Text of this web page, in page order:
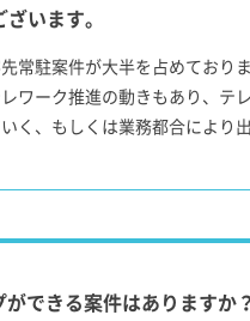
います。
常駐案件が大半を占めておりま
ワーク推進の動きもあり、
く、もしくは業務都合により
できる案件はありますか？